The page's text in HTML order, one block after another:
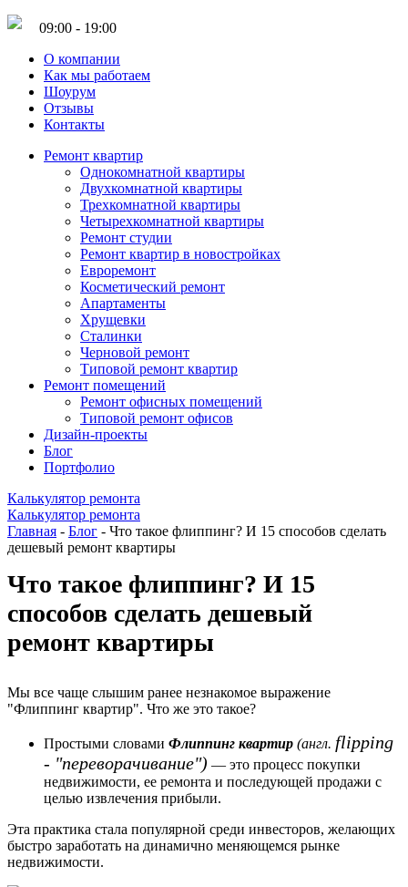
09:00 - 19:00
О компании
Как мы работаем
Шоурум
Отзывы
Контакты
Ремонт квартир
Однокомнатной квартиры
Двухкомнатной квартиры
Трехкомнатной квартиры
Четырехкомнатной квартиры
Ремонт студии
Ремонт квартир в новостройках
Евроремонт
Косметический ремонт
Апартаменты
Хрущевки
Сталинки
Черновой ремонт
Типовой ремонт квартир
Ремонт помещений
Ремонт офисных помещений
Типовой ремонт офисов
Дизайн-проекты
Блог
Портфолио
Калькулятор ремонта
Калькулятор ремонта
Главная - Блог - Что такое флиппинг? И 15 способов сделать
дешевый ремонт квартиры
Что такое флиппинг? И 15
способов сделать дешевый
ремонт квартиры
Мы все чаще слышим ранее незнакомое выражение
"Флиппинг квартир". Что же это такое?
Простыми словами Флиппинг квартир (англ. flipping
- "переворачивание") — это процесс покупки
недвижимости, ее ремонта и последующей продажи с
целью извлечения прибыли.
Эта практика стала популярной среди инвесторов, желающих
быстро заработать на динамично меняющемся рынке
недвижимости.